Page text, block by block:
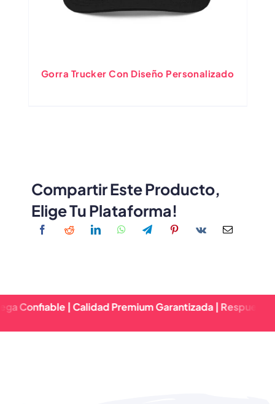
Gorra Trucker Con Diseño Personalizado
Compartir Este Producto,
Elige Tu Plataforma!
| Calidad Premium Garantizada | Respuesta Rápida